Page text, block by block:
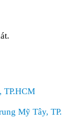
TP.HCM
Mỹ Tây, TP.